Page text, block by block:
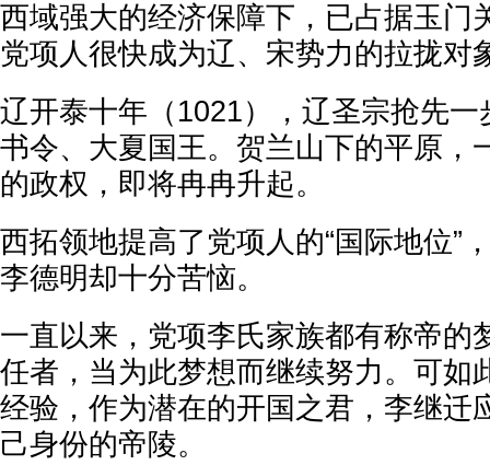
西域强大的经济保障下，已占据玉门
党项人很快成为辽、宋势力的拉拢对
辽开泰十年（1021），辽圣宗抢先
书令、大夏国王。贺兰山下的平原，
的政权，即将冉冉升起。
西拓领地提高了党项人的“国际地位”
李德明却十分苦恼。
一直以来，党项李氏家族都有称帝的
任者，当为此梦想而继续努力。可如
经验，作为潜在的开国之君，李继迁
己身份的帝陵。